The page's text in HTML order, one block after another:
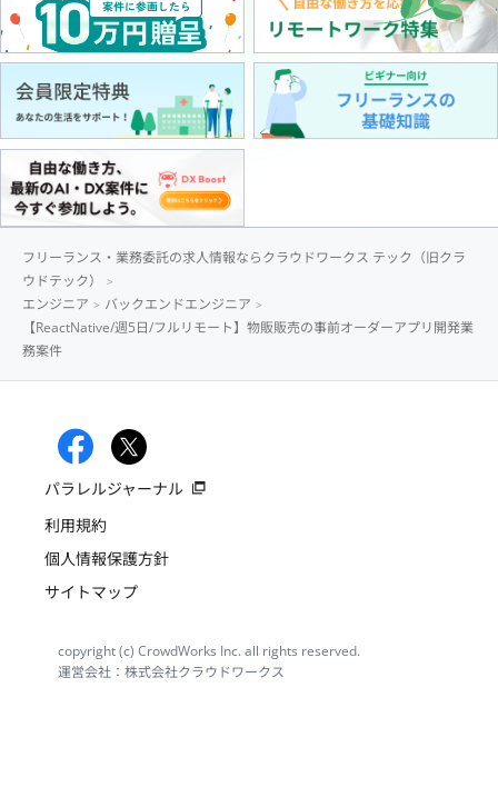
フリーランス・業務委託の求人情報ならクラウドワークス テック（旧クラ
ウドテック）
エンジニア
バックエンドエンジニア
【ReactNative/週5日/フルリモート】物販販売の事前オーダーアプリ開発業
務案件
パラレルジャーナル
利用規約
個人情報保護方針
サイトマップ
copyright (c) CrowdWorks Inc. all rights reserved.
運営会社：株式会社クラウドワークス